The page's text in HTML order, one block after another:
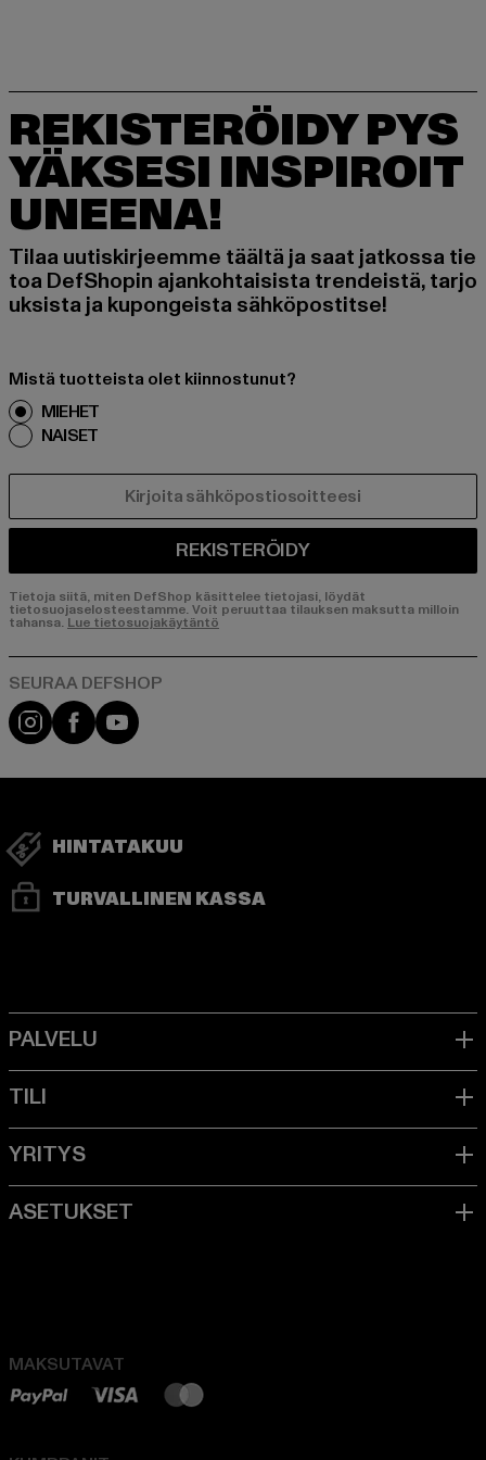
REKISTERÖIDY PYS
YÄKSESI INSPIROIT
UNEENA!
Tilaa uutiskirjeemme täältä ja saat jatkossa tie
toa DefShopin ajankohtaisista trendeistä, tarjo
uksista ja kupongeista sähköpostitse!
Mistä tuotteista olet kiinnostunut?
MIEHET
NAISET
REKISTERÖIDY
Tietoja siitä, miten DefShop käsittelee tietojasi, löydät
tietosuojaselosteestamme. Voit peruuttaa tilauksen maksutta milloin
tahansa. Lue tietosuojakäytäntö
Visit our Instagram page:
Visit our Facebook page:
Visit our YouTube channel:
HINTATAKUU
TURVALLINEN KASSA
MAKSUTAVAT